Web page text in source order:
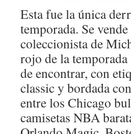
Esta fue la única
temporada. Se
coleccionista de
rojo de la
de encontrar, con
classic y bordada
entre los Chicago
camisetas NBA